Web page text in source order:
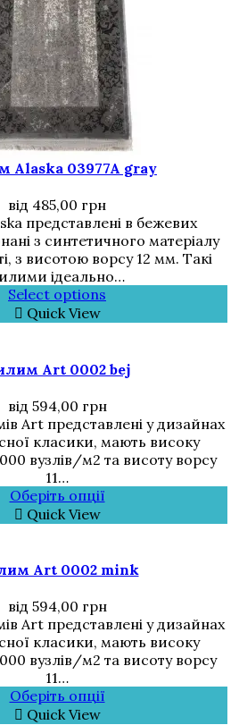
Alaska 03977A gray
від 485,00 грн
представлені в бежевих
з синтетичного матеріалу
з висотою ворсу 12 мм. Такі
ідеально…
Select options
Quick View
Art 0002 bej
від 594,00 грн
Art представлені у дизайнах
класики, мають високу
вузлів/м2 та висоту ворсу
11…
Оберіть опції
Quick View
Art 0002 mink
від 594,00 грн
Art представлені у дизайнах
класики, мають високу
вузлів/м2 та висоту ворсу
11…
Оберіть опції
Quick View